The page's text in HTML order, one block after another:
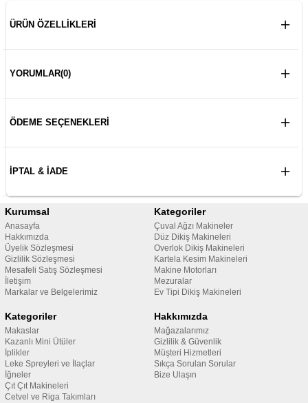
ÜRÜN ÖZELLIKLERI
YORUMLAR(0)
ÖDEME SEÇENEKLERI
İPTAL & İADE
Kurumsal
Anasayfa
Hakkımızda
Üyelik Sözleşmesi
Gizlilik Sözleşmesi
Mesafeli Satış Sözleşmesi
İletişim
Markalar ve Belgelerimiz
Kategoriler
Çuval Ağzı Makineler
Düz Dikiş Makineleri
Overlok Dikiş Makineleri
Kartela Kesim Makineleri
Makine Motorları
Mezuralar
Ev Tipi Dikiş Makineleri
Kategoriler
Makaslar
Kazanlı Mini Ütüler
İplikler
Leke Spreyleri ve İlaçlar
İğneler
Çıt Çıt Makineleri
Cetvel ve Riga Takımları
Hakkımızda
Mağazalarımız
Gizlilik & Güvenlik
Müşteri Hizmetleri
Sıkça Sorulan Sorular
Bize Ulaşın